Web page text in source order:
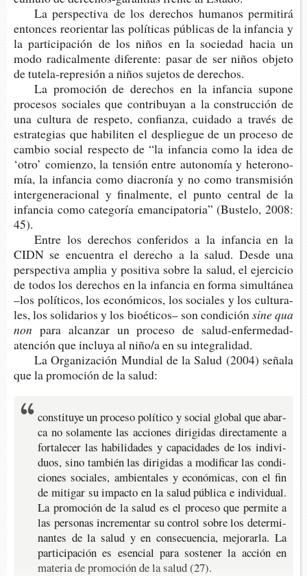
La pers­pec­ti­va de los dere­chos huma­nos per­mi­ti­rá
enton­ces reorien­tar las polí­ti­cas públi­cas de la infan­cia y
la par­ti­ci­pa­ción de los niños en la socie­dad hacia un
modo radi­cal­men­te dife­ren­te: pasar de ser niños obje­to
de tutela-​represión a niños suje­tos de derechos.
La pro­mo­ción de dere­chos en la infan­cia supo­ne
pro­ce­sos socia­les que con­tri­bu­yan a la cons­truc­ción de
una cul­tu­ra de res­pe­to, con­fian­za, cui­da­do a tra­vés de
estra­te­gias que habi­li­ten el des­plie­gue de un pro­ce­so de
cam­bio social res­pec­to de “la infan­cia como la idea de
‘otro’ comien­zo, la ten­sión entre auto­no­mía y hete­ro­no­
mía, la infan­cia como dia­cro­nía y no como trans­mi­sión
inter­ge­ne­ra­cio­nal y final­men­te, el punto cen­tral de la
infan­cia como cate­go­ría eman­ci­pa­to­ria” (Bus­te­lo, 2008:
45).
Entre los dere­chos con­fe­ri­dos a la infan­cia en la
CIDN se encuen­tra el dere­cho a la salud. Desde una
pers­pec­ti­va amplia y posi­ti­va sobre la salud, el ejer­ci­cio
de todos los dere­chos en la infan­cia en forma simul­tá­nea
–los polí­ti­cos, los eco­nó­mi­cos, los socia­les y los cul­tu­ra­
les, los soli­da­rios y los bio­éti­cos– son condiciónsine qua
non para alcan­zar un pro­ce­so de salud-​enfermedad-
atención que inclu­ya al niño/a en su integralidad.
La Orga­ni­za­ción Mun­dial de la Salud (2004) seña­la
que la pro­mo­ción de la salud:
cons­ti­tu­ye un pro­ce­so polí­ti­co y social glo­bal que abar­
ca no sola­men­te las accio­nes diri­gi­das direc­ta­men­te a
for­ta­le­cer las habi­li­da­des y capa­ci­da­des de los indi­vi­
duos, sino tam­bién las diri­gi­das a modi­fi­car las con­di­
cio­nes socia­les, ambien­ta­les y eco­nó­mi­cas, con el fin
de miti­gar su impac­to en la salud públi­ca e indi­vi­dual.
La pro­mo­ción de la salud es el pro­ce­so que per­mi­te a
las per­so­nas incre­men­tar su con­trol sobre los deter­mi­
nan­tes de la salud y en con­se­cuen­cia, mejo­rar­la. La
par­ti­ci­pa­ción es esen­cial para sos­te­ner la acción en
mate­ria de pro­mo­ción de la salud (27).